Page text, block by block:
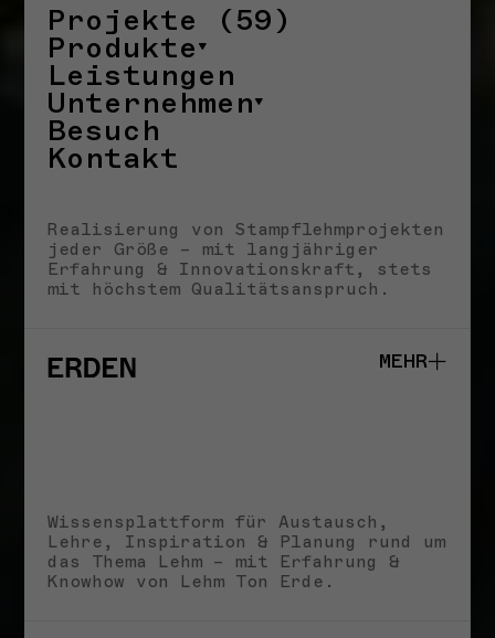
MARTIN RAUCH,
vom Handwerk zur
LEHM TON ERDE
Neue Maschinen und
NEUIGKEITEN
Projekte (59)
Produkte
Leistungen
Unternehmen
Besuch
Kontakt
Realisierung von Stampflehmprojekten
jeder Größe – mit langjähriger
Erfahrung & Innovationskraft, stets
mit höchstem Qualitätsanspruch.
MEHR
Impact
Storys
Impressum
Wissensplattform für Austausch,
Lehre, Inspiration & Planung rund um
das Thema Lehm – mit Erfahrung &
Knowhow von Lehm Ton Erde.